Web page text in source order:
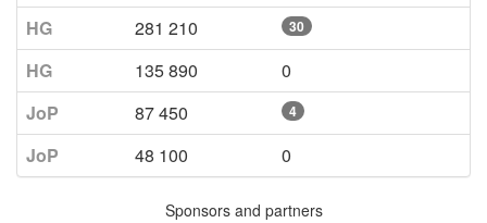
HG
281 210 30
HG 135 890
0
JoP
87 450 4
JoP 48 100 0
Sponsors and partners